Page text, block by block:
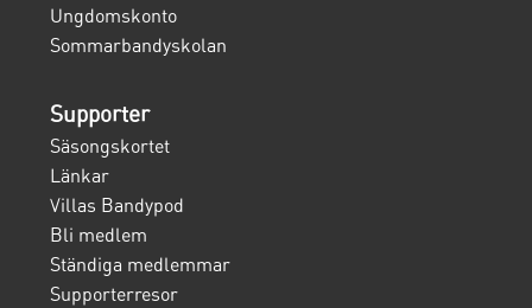
Ungdomskonto
Sommarbandyskolan
Supporter
Säsongskortet
Länkar
Villas Bandypod
Bli medlem
Ständiga medlemmar
Supporterresor